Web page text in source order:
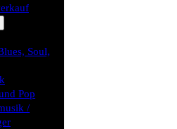
Soul,
Pop
/